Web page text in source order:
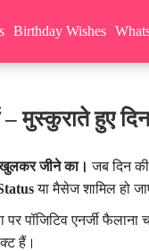
Birthday Wishes
मुस्कुराते हुए
जीने का। जब दिन
या मैसेज शामिल हो
पॉजिटिव एनर्जी फैलाना
हैं।